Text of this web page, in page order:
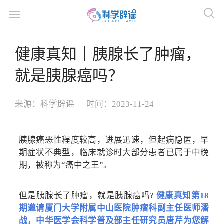
健康真知｜胰腺长了肿瘤，
就是胰腺癌吗？
来源： 科学辟谣 时间： 2023-11-24
胰腺癌恶性程度较高，进展迅速，但起病隐匿，早
期症状不典型，临床就诊时大部分患者已属于中晚
期，被称为“癌中之王”。
但是胰腺长了肿瘤，就是胰腺癌吗? 健康真知第18
期邀请厦门大学附属中山医院肿瘤科副主任医师潘
战，中华医学会科学普及部主任研究员唐芹为您解